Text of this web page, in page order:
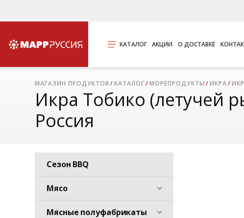
КАТАЛОГ АКЦИИ О ДОСТАВКЕ
МАГАЗИН ПРОДУКТОВ КАТАЛОГ МОРЕПРОДУКТЫ ИКРА
Икра Тобико (летучей
Россия
Сезон BBQ
Мясо
Мясные полуфабрикаты